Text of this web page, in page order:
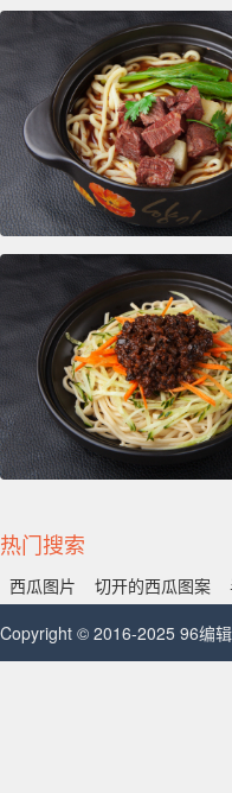
热门搜索
西瓜图片 切开的西瓜图案
Copyright © 2016-2025 96编